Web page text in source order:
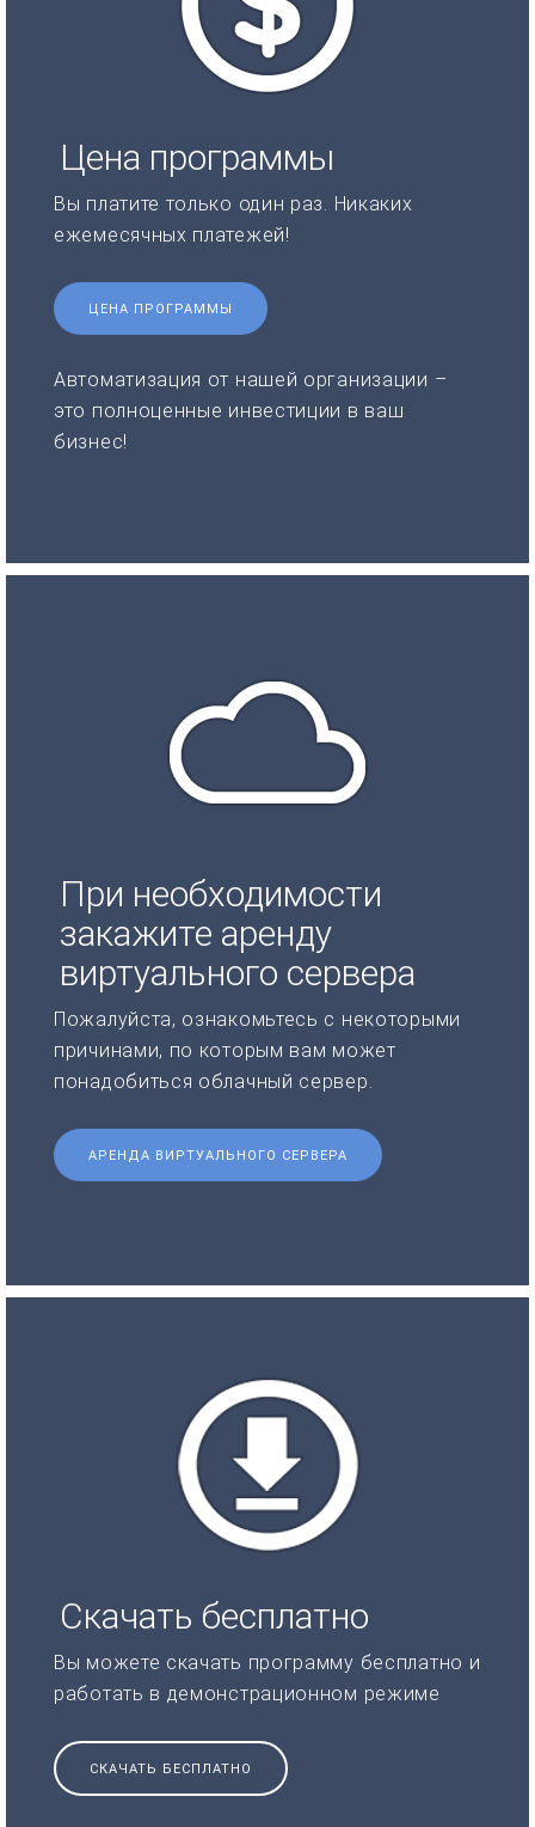
Цена программы
Вы платите только один раз. Никаких
ежемесячных платежей!
ЦЕНА ПРОГРАММЫ
Автоматизация от нашей организации –
это полноценные инвестиции в ваш
бизнес!
При необходимости
закажите аренду
виртуального сервера
Пожалуйста, ознакомьтесь с некоторыми
причинами, по которым вам может
понадобиться облачный сервер.
АРЕНДА ВИРТУАЛЬНОГО СЕРВЕРА
Скачать бесплатно
Вы можете скачать программу бесплатно и
работать в демонстрационном режиме
СКАЧАТЬ БЕСПЛАТНО